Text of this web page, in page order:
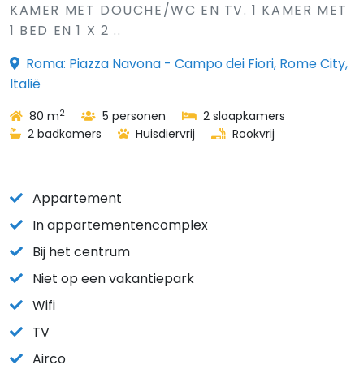
KAMER MET DOUCHE/WC EN TV. 1 KAMER MET
1 BED EN 1 X 2 ..
Roma: Piazza Navona - Campo dei Fiori, Rome City,
Italië
80 m2 5 personen
2 slaapkamers
2 badkamers
Huisdiervrij Rookvrij
Appartement
In appartementencomplex
Bij het centrum
Niet op een vakantiepark
Wifi
TV
Airco